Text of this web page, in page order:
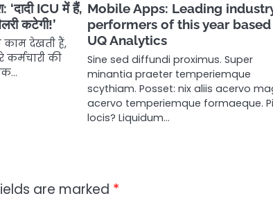
ICU में हैं,
कटेगी!’
काम देखती हैं,
की
Mobile Apps: Leading
performers of this year
UQ Analytics
Sine sed diffundi proximus. Super
minantia praeter temperiemque
scythiam. Posset: nix aliis acervo
acervo temperiemque formaeque.
locis? Liquidum…
are marked *